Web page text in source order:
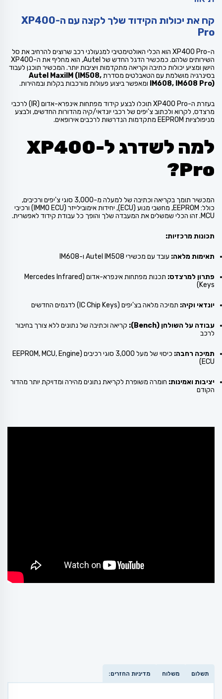
קח את יכולות הקידוד שלך לקצה עם ה-XP400
Pro
ה-XP400 Pro הוא הכלי האולטימטיבי למנעולני רכב שרוצים להרחיב את סל
השירותים שלהם. כמכשיר הדגל החדש של Autel, הוא מחליף את ה-XP400
הישן ומציע יכולות כתיבה וקריאה מתקדמות ויציבות יותר. המכשיר תוכנן לעבוד
בסינרגיה מושלמת עם הטאבלטים מסדרתAutel MaxiIM (IM508,
IM608, IM608 Pro)
ומאפשר ביצוע פעולות מורכבות בקלות ובמהירות.
בעזרת ה-XP400 Pro תוכלו לבצע קידוד מפתחות אינפרא-אדום (IR) לרכבי
מרצדס, לקרוא ולכתוב צ'יפים של רכבי יונדאי/קיה מהדורות החדשים, ולבצע
מניפולציות EEPROM מתקדמות הנדרשות לרכבים אירופאים.
למה לשדרג ל-XP400
Pro?
המכשיר תומך בקריאה וכתיבה של למעלה מ-3,000 סוגי צ'יפים ורכיבים,
כולל: EEPROM, מחשבי מנוע (ECU), יחידות אימובילייזר (IMMO ECU) ורכיבי
MCU. זהו הכלי שמשלים את המעבדה שלך והופך כל עבודת קידוד לאפשרית.
תכונות מרכזיות:
תאימות מלאה: עובד עם מכשירי Autel IM508 ו-IM608
פתרון למרצדס:
תכנות מפתחות אינפרא-אדום (Mercedes Infrared
Keys)
יונדאי וקיה: תמיכה מלאה בצ'יפים (IC Chip Keys) לדגמים החדשים
עבודה על השולחן (Bench):
קריאה וכתיבה של נתונים ללא צורך בחיבור
לרכב
תמיכה רחבה:
כיסוי של מעל 3,000 סוגי רכיבים (EEPROM, MCU, Engine
ECU)
יציבות ואמינות: חומרה משופרת לקריאת נתונים מהירה ומדויקת יותר מהדור
הקודם
תשלום משלוח מדיניות החזרים: